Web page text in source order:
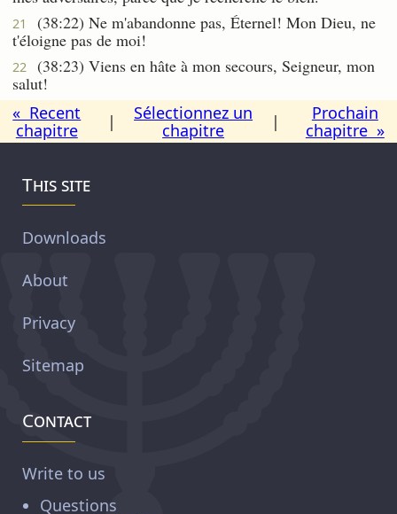
21
(38:22) Ne m'abandonne pas, Éternel! Mon Dieu, ne
t'éloigne pas de moi!
22
(38:23) Viens en hâte à mon secours, Seigneur, mon
salut!
« Recent
chapitre
|
Sélectionnez un
chapitre
|
Prochain
chapitre »
This site
Downloads
About
Privacy
Sitemap
Contact
Write to us
Questions